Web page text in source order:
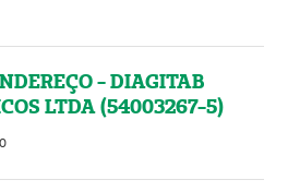
- DIAGITAB
LTDA (54003267-5)